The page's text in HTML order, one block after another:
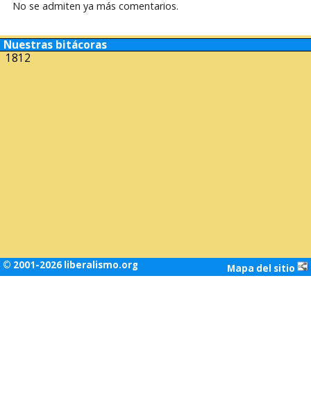
No se admiten ya más comentarios.
Nuestras bitácoras
1812
© 2001-2026 liberalismo.org Mapa del sitio